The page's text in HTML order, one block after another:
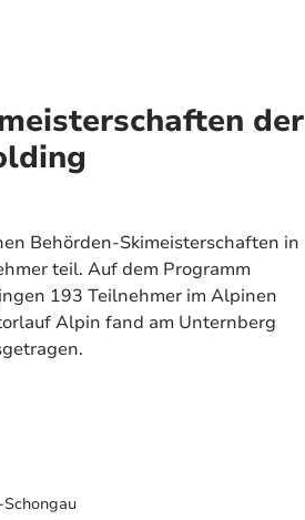
der
Behörden-Skimeisterschaften in
teil. Auf dem Programm
193 Teilnehmer im Alpinen
Alpin fand am Unternberg